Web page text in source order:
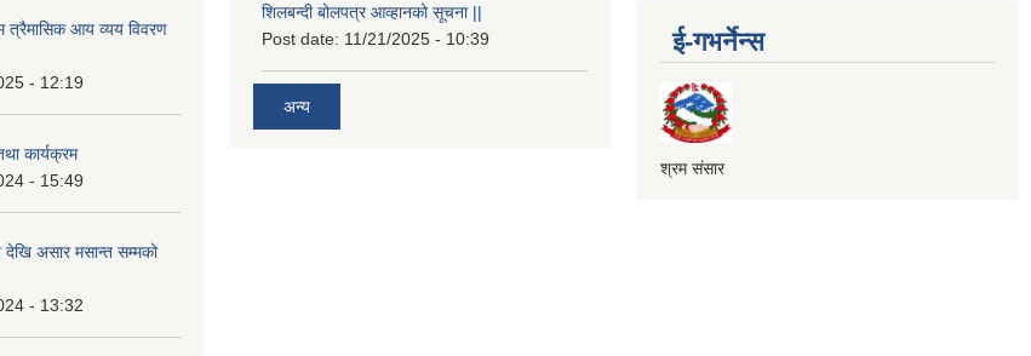
आय व्यय विवरण
- 12:19
कार्यक्रम
- 15:49
असार मसान्त सम्मको
- 13:32
शिलबन्दी बोलपत्र आव्हानको सूचना ||
Post date: 11/21/2025 - 10:39
अन्य
ई-गभर्नेन्स
श्रम संसार